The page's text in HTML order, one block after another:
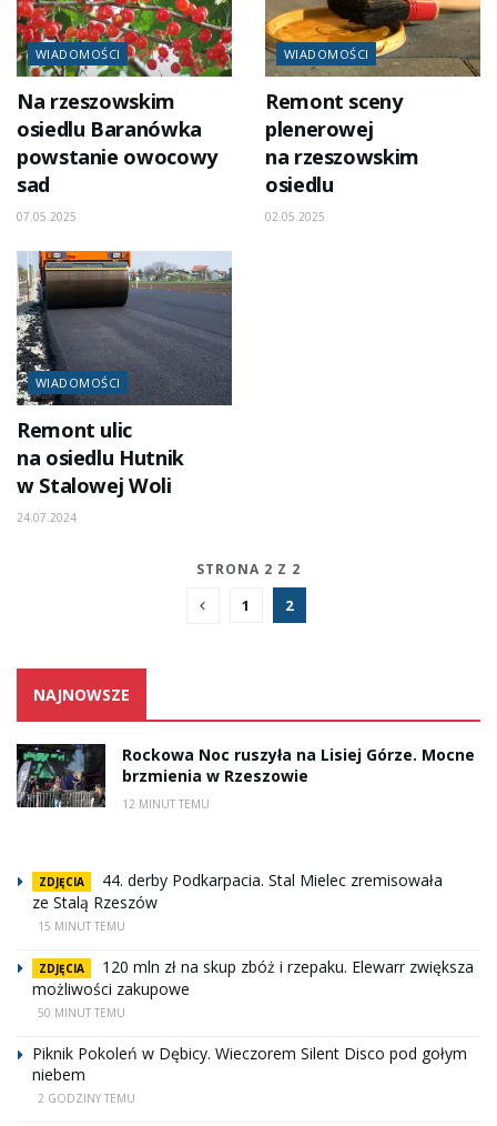
WIADOMOŚCI
Na rzeszowskim
osiedlu Baranówka
powstanie owocowy
sad
07.05.2025
WIADOMOŚCI
Remont sceny
plenerowej
na rzeszowskim
osiedlu
02.05.2025
WIADOMOŚCI
Remont ulic
na osiedlu Hutnik
w Stalowej Woli
24.07.2024
STRONA 2 Z 2
1 2
NAJNOWSZE
Rockowa Noc ruszyła na Lisiej Górze. Mocne
brzmienia w Rzeszowie
12 MINUT TEMU
ZDJĘCIA
44. derby Podkarpacia. Stal Mielec zremisowała
ze Stalą Rzeszów
15 MINUT TEMU
ZDJĘCIA
120 mln zł na skup zbóż i rzepaku. Elewarr zwiększa
możliwości zakupowe
50 MINUT TEMU
Piknik Pokoleń w Dębicy. Wieczorem Silent Disco pod gołym
niebem
2 GODZINY TEMU